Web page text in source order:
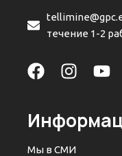
течение 1-2
Мы в СМИ